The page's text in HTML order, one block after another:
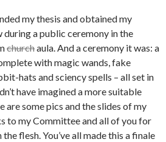
my thesis and obtained my
during a public ceremony in the
churchaula. And a ceremony it was: a
with magic wands, fake
hats and sciency spells – all set in
have imagined a more suitable
are some pics and the slides of my
to my Committee and all of you for
flesh. You’ve all made this a finale